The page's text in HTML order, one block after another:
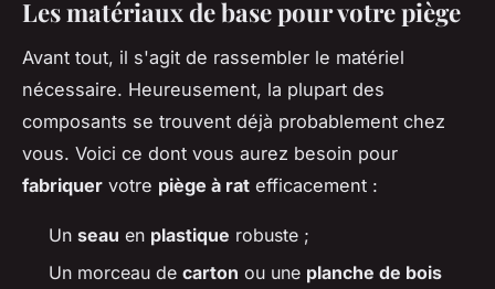
Les matériaux de base pour votre piège
Avant tout, il s'agit de rassembler le matériel
nécessaire. Heureusement, la plupart des
composants se trouvent déjà probablement chez
vous. Voici ce dont vous aurez besoin pour
fabriquer votre piège à rat efficacement :
Un seau en plastique robuste ;
Un morceau de carton ou une planche de bois